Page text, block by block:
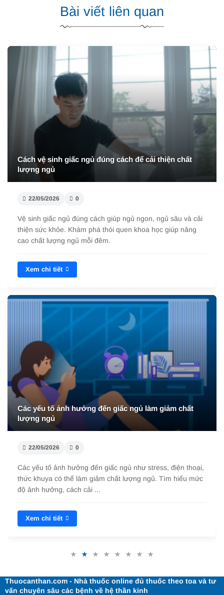
Bài viết liên quan
Cách vệ sinh giấc ngủ đúng cách để cải thiện chất
lượng ngủ
22/05/2026 0
Vệ sinh giấc ngủ đúng cách giúp ngủ ngon, ngủ sâu và cải
thiện sức khỏe. Khám phá thói quen khoa học giúp nâng
cao chất lượng ngủ mỗi đêm.
Xem chi tiết
Các yếu tố ảnh hưởng đến giấc ngủ làm giảm chất
lượng ngủ
22/05/2026 0
Các yếu tố ảnh hưởng đến giấc ngủ như stress, điện thoại,
thức khuya có thể làm giảm chất lượng ngủ. Tìm hiểu mức
độ ảnh hưởng, cách cải ...
Xem chi tiết
Thuocanthan.com - Nhà thuốc online đủ thuốc theo toa và tư
vấn chuyên sâu các bệnh về hệ thần kinh